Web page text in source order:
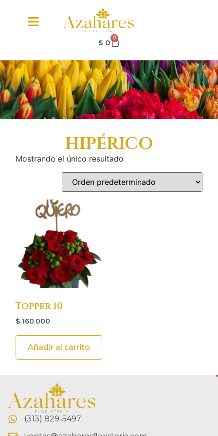
$ 0 0
hipérico
Mostrando el único resultado
Topper 10
$ 160.000
Añadir al carrito
(313) 829-5497